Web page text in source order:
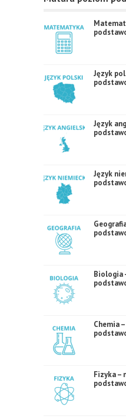
Język
Język
Język
Biologia
Chemia
Fizyka –